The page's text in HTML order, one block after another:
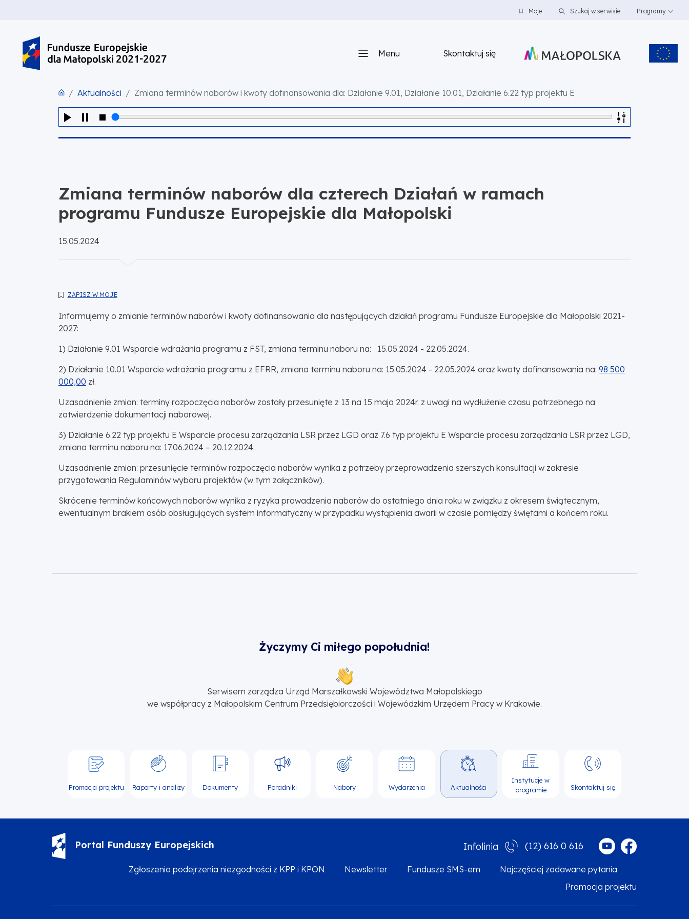
Moje Szukaj w serwisie Programy
Menu Skontaktuj się
Aktualności Zmiana terminów naborów i kwoty dofinansowania dla: Działanie 9.01, Działanie 10.01, Działanie 6.22 typ projektu E
Zmiana terminów naborów dla czterech Działań w ramach
programu Fundusze Europejskie dla Małopolski
Opublikowano:
15.05.2024
ZAPISZ W MOJE
Informujemy o zmianie terminów naborów i kwoty dofinansowania dla następujących działań programu Fundusze Europejskie dla Małopolski 2021-
2027:
1) Działanie 9.01 Wsparcie wdrażania programu z FST, zmiana terminu naboru na: 15.05.2024 - 22.05.2024.
2) Działanie 10.01 Wsparcie wdrażania programu z EFRR, zmiana terminu naboru na: 15.05.2024 - 22.05.2024 oraz kwoty dofinansowania na: 98 500
000,00 zł.
Uzasadnienie zmian: terminy rozpoczęcia naborów zostały przesunięte z 13 na 15 maja 2024r. z uwagi na wydłużenie czasu potrzebnego na
zatwierdzenie dokumentacji naborowej.
3) Działanie 6.22 typ projektu E Wsparcie procesu zarządzania LSR przez LGD oraz 7.6 typ projektu E Wsparcie procesu zarządzania LSR przez LGD,
zmiana terminu naboru na: 17.06.2024 – 20.12.2024.
Uzasadnienie zmian: przesunięcie terminów rozpoczęcia naborów wynika z potrzeby przeprowadzenia szerszych konsultacji w zakresie
przygotowania Regulaminów wyboru projektów (w tym załączników).
Skrócenie terminów końcowych naborów wynika z ryzyka prowadzenia naborów do ostatniego dnia roku w związku z okresem świątecznym,
ewentualnym brakiem osób obsługujących system informatyczny w przypadku wystąpienia awarii w czasie pomiędzy świętami a końcem roku.
Życzymy Ci miłego popołudnia!
Serwisem zarządza Urząd Marszałkowski Województwa Małopolskiego
we współpracy z Małopolskim Centrum Przedsiębiorczości i Wojewódzkim Urzędem Pracy w Krakowie.
Promocja projektu Raporty i analizy Dokumenty Poradniki Nabory Wydarzenia Aktualności
Instytucje w
programie
Skontaktuj się
Portal Funduszy Europejskich Infolinia (12) 616 0 616
Zgłoszenia podejrzenia niezgodności z KPP i KPON Newsletter Fundusze SMS-em
Najczęściej zadawane pytania
Promocja projektu